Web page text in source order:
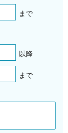
まで
以降
まで